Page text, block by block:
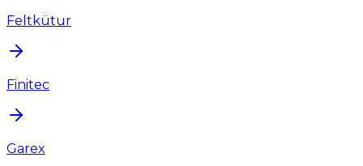
Feltkütur
Finitec
Garex